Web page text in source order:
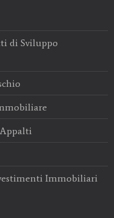
di Sviluppo
Immobiliari